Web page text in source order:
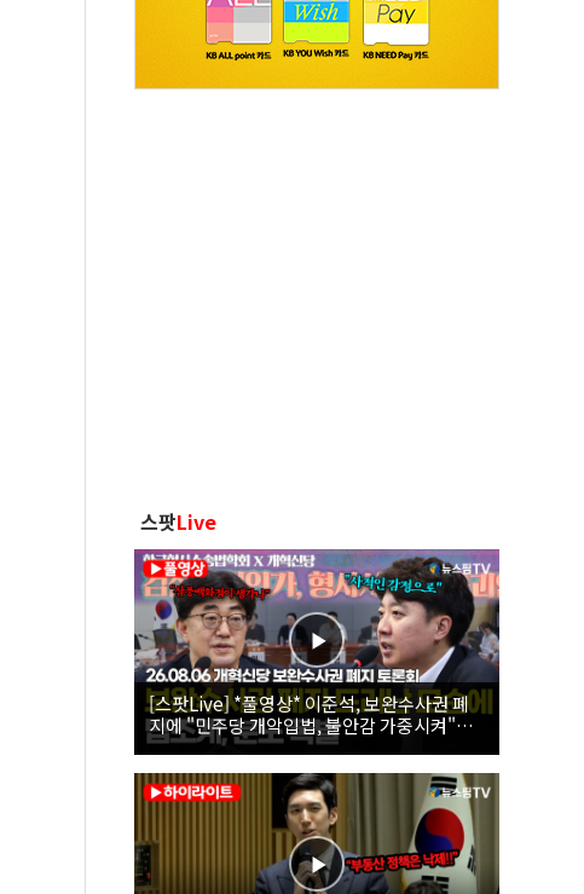
스팟Live
[스팟Live] *풀영상* 이준석, 보완수사권 폐
지에 "민주당 개악입법, 불안감 가중시켜"｜
26.08.06 개혁신당 보완수사권 폐지 토론회